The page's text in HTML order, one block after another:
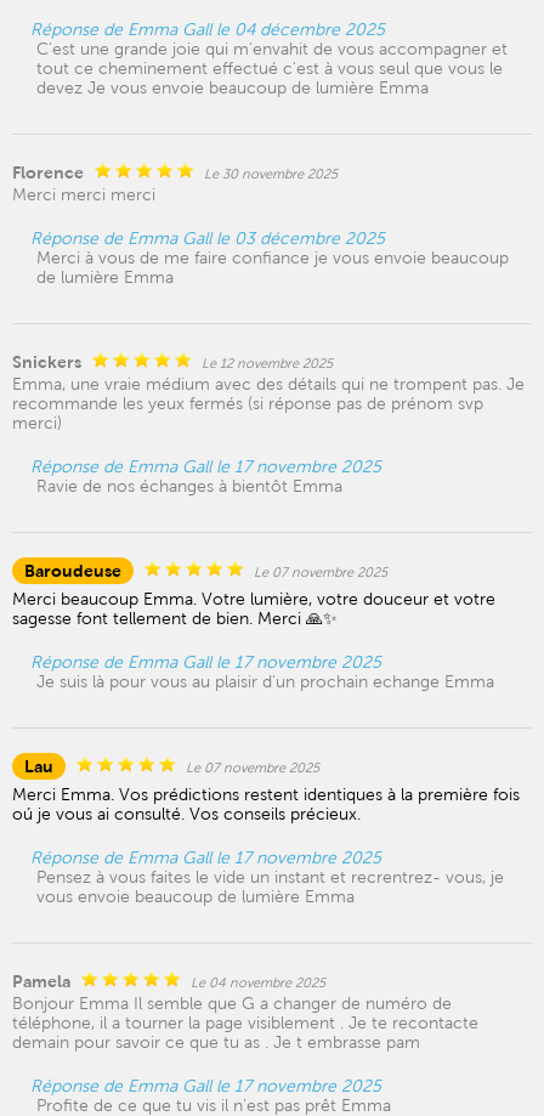
Réponse de Emma Gall le 04 décembre 2025
C'est une grande joie qui m'envahit de vous accompagner et
tout ce cheminement effectué c'est à vous seul que vous le
devez Je vous envoie beaucoup de lumière Emma
Florence Le 30 novembre 2025
Merci merci merci
Réponse de Emma Gall le 03 décembre 2025
Merci à vous de me faire confiance je vous envoie beaucoup
de lumière Emma
Snickers Le 12 novembre 2025
Emma, une vraie médium avec des détails qui ne trompent pas. Je
recommande les yeux fermés (si réponse pas de prénom svp
merci)
Réponse de Emma Gall le 17 novembre 2025
Ravie de nos échanges à bientôt Emma
Baroudeuse Le 07 novembre 2025
Merci beaucoup Emma. Votre lumière, votre douceur et votre
sagesse font tellement de bien. Merci 🙏✨
Réponse de Emma Gall le 17 novembre 2025
Je suis là pour vous au plaisir d'un prochain echange Emma
Lau Le 07 novembre 2025
Merci Emma. Vos prédictions restent identiques à la première fois
oú je vous ai consulté. Vos conseils précieux.
Réponse de Emma Gall le 17 novembre 2025
Pensez à vous faites le vide un instant et recrentrez- vous, je
vous envoie beaucoup de lumière Emma
Pamela Le 04 novembre 2025
Bonjour Emma Il semble que G a changer de numéro de
téléphone, il a tourner la page visiblement . Je te recontacte
demain pour savoir ce que tu as . Je t embrasse pam
Réponse de Emma Gall le 17 novembre 2025
Profite de ce que tu vis il n'est pas prêt Emma